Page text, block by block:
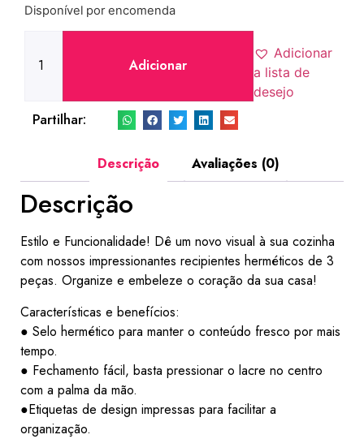
Disponível por encomenda
Adicionar
Adicionar
a lista de
desejo
Partilhar:
Descrição Avaliações (0)
Descrição
Estilo e Funcionalidade! Dê um novo visual à sua cozinha
com nossos impressionantes recipientes herméticos de 3
peças. Organize e embeleze o coração da sua casa!
Características e benefícios:
● Selo hermético para manter o conteúdo fresco por mais
tempo.
● Fechamento fácil, basta pressionar o lacre no centro
com a palma da mão.
●Etiquetas de design impressas para facilitar a
organização.